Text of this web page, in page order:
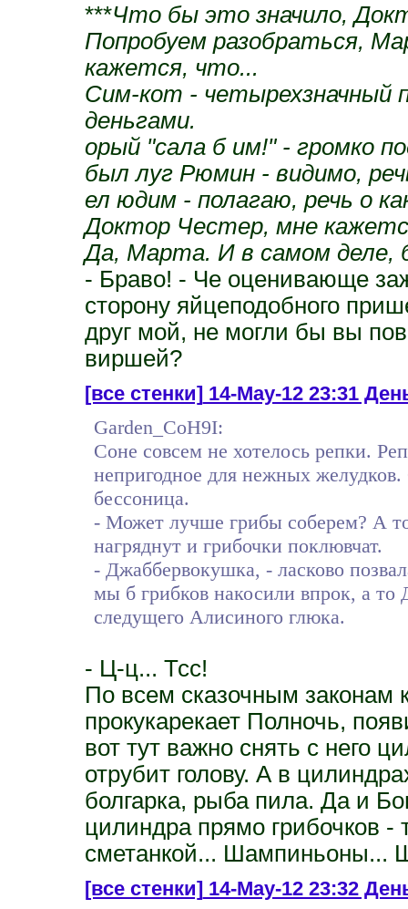
***Что бы это значило,
Попробуем разобраться,
кажется, что...
Сим-кот - четырехзначный
деньгами.
орый "сала б им!" - громко
был луг Рюмин - видимо,
ел юдим - полагаю, речь о
Доктор Честер, мне
Да, Марта. И в самом деле,
- Браво! - Че оценивающе
сторону яйцеподобного
друг мой, не могли бы вы
виршей?
[все стенки]14-May-12 23:31
Garden_CoH9I:
Соне совсем не хотелось репки.
непригодное для нежных
бессоница.
- Может лучше грибы соберем? А
нагряднут и грибочки поклювчат.
- Джаббервокушка, - ласково
мы б грибков накосили впрок, а то
следущего Алисиного глюка.
- Ц-ц... Тсс!
По всем сказочным законам
прокукарекает Полночь,
вот тут важно снять с него
отрубит голову. А в
болгарка, рыба пила. Да и
цилиндра прямо грибочков
сметанкой... Шампиньоны...
[все стенки]14-May-12 23:32